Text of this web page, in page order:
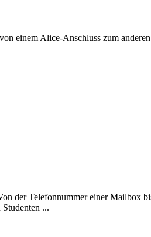
einem Alice-Anschluss zum
der Telefonnummer einer Mailbox
...